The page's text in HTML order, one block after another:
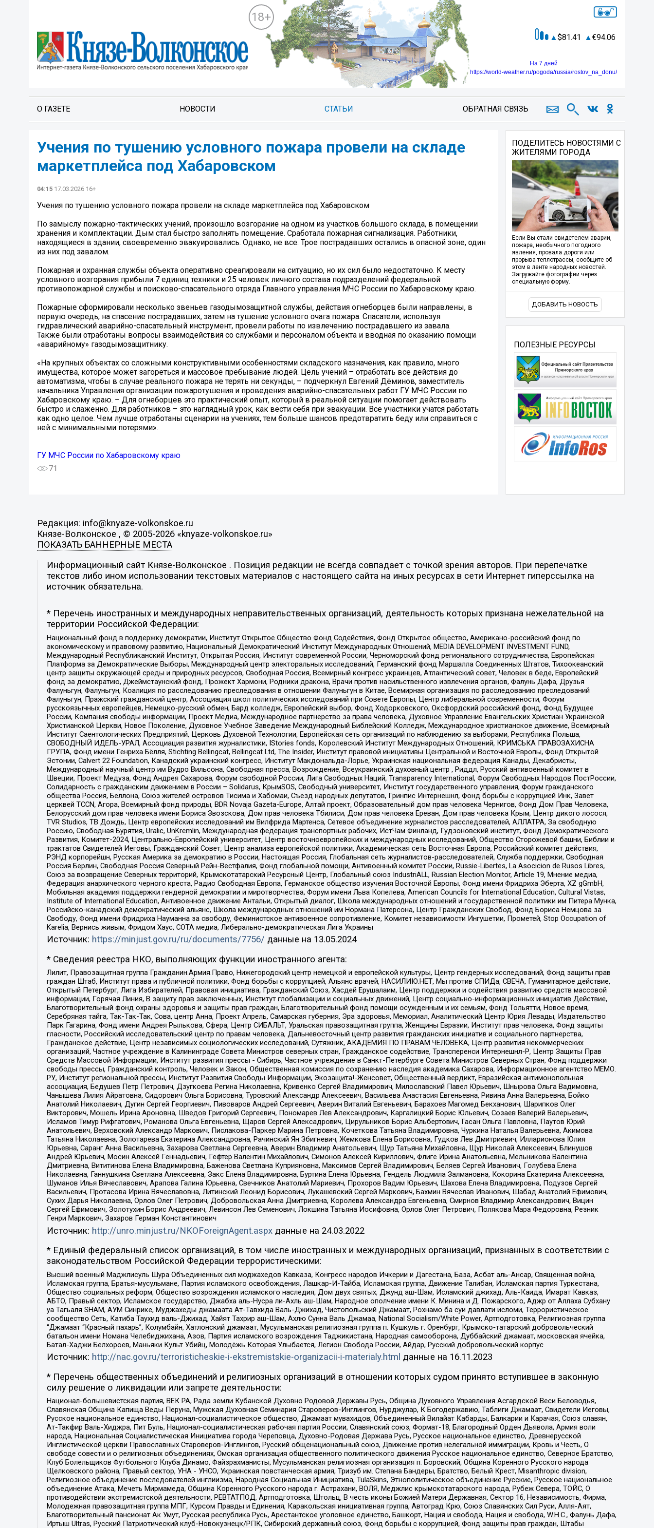
18+
81.41 94.06
На 7 дней
https://world-weather.ru/pogoda/russia/rostov_na_donu/
О ГАЗЕТЕ НОВОСТИ СТАТЬИ ОБРАТНАЯ СВЯЗЬ
Учения по тушению условного пожара провели на складе
маркетплейса под Хабаровском
04:15 17.03.2026 16+
Учения по тушению условного пожара провели на складе маркетплейса под Хабаровском
По замыслу пожарно-тактических учений, произошло возгорание на одном из участков большого склада, в помещении
хранения и комплектации. Дым стал быстро заполнять помещение. Сработала пожарная сигнализация. Работники,
находящиеся в здании, своевременно эвакуировались. Однако, не все. Трое пострадавших остались в опасной зоне, один
из них под завалом.
Пожарная и охранная службы объекта оперативно среагировали на ситуацию, но их сил было недостаточно. К месту
условного возгорания прибыли 7 единиц техники и 25 человек личного состава подразделений федеральной
противопожарной службы и поисково-спасательного отряда Главного управления МЧС России по Хабаровскому краю.
Пожарные сформировали несколько звеньев газодымозащитной службы, действия огнеборцев были направлены, в
первую очередь, на спасение пострадавших, затем на тушение условного очага пожара. Спасатели, используя
гидравлический аварийно-спасательный инструмент, провели работы по извлечению пострадавшего из завала.
Также были отработаны вопросы взаимодействия со службами и персоналом объекта и вводная по оказанию помощи
«аварийному» газодымозащитнику.
«На крупных объектах со сложными конструктивными особенностями складского назначения, как правило, много
имущества, которое может загореться и массовое пребывание людей. Цель учений – отработать все действия до
автоматизма, чтобы в случае реального пожара не терять ни секунды, – подчеркнул Евгений Дёминов, заместитель
начальника Управления организации пожаротушения и проведения аварийно-спасательных работ ГУ МЧС России по
Хабаровскому краю. – Для огнеборцев это практический опыт, который в реальной ситуации помогает действовать
быстро и слаженно. Для работников – это наглядный урок, как вести себя при эвакуации. Все участники учатся работать
как одно целое. Чем лучше отработаны сценарии на учениях, тем больше шансов предотвратить беду или справиться с
ней с минимальными потерями».
ГУ МЧС России по Хабаровскому краю
71
ПОДЕЛИТЕСЬ НОВОСТЯМИ С
ЖИТЕЛЯМИ ГОРОДА
Если Вы стали свидетелем аварии,
пожара, необычного погодного
явления, провала дороги или
прорыва теплотрассы, сообщите об
этом в ленте народных новостей.
Загружайте фотографии через
специальную форму.
ДОБАВИТЬ НОВОСТЬ
ПОЛЕЗНЫЕ РЕСУРСЫ
Редакция: info@knyaze-volkonskoe.ru
Князе-Волконское , © 2005-2026 «knyaze-volkonskoe.ru»
ПОКАЗАТЬ БАННЕРНЫЕ МЕСТА
Информационный сайт Князе-Волконское . Позиция редакции не всегда совпадает с точкой зрения авторов. При перепечатке
текстов либо ином использовании текстовых материалов с настоящего сайта на иных ресурсах в сети Интернет гиперссылка на
источник обязательна.
* Перечень иностранных и международных неправительственных организаций, деятельность которых признана нежелательной на
территории Российской Федерации:
Национальный фонд в поддержку демократии, Институт Открытое Общество Фонд Содействия, Фонд Открытое общество, Американо-российский фонд по
экономическому и правовому развитию, Национальный Демократический Институт Международных Отношений, MEDIA DEVELOPMENT INVESTMENT FUND,
Международный Республиканский Институт, Открытая Россия, Институт современной России, Черноморский фонд регионального сотрудничества, Европейская
Платформа за Демократические Выборы, Международный центр электоральных исследований, Германский фонд Маршалла Соединенных Штатов, Тихоокеанский
центр защиты окружающей среды и природных ресурсов, Свободная Россия, Всемирный конгресс украинцев, Атлантический совет, Человек в беде, Европейский
фонд за демократию, Джеймстаунский фонд, Прожект Хармони, Родники дракона, Врачи против насильственного извлечения органов, Фалунь Дафа, Друзья
Фалуньгун, Фалуньгун, Коалиция по расследованию преследования в отношении Фалуньгун в Китае, Всемирная организация по расследованию преследований
Фалуньгун, Пражский гражданский центр, Ассоциация школ политических исследований при Совете Европы, Центр либеральной современности, Форум
русскоязычных европейцев, Немецко-русский обмен, Бард колледж, Европейский выбор, Фонд Ходорковского, Оксфордский российский фонд, Фонд Будущее
России, Компания свободы информации, Проект Медиа, Международное партнерство за права человека, Духовное Управление Евангельских Христиан Украинской
Христианской Церкви, Новое Поколение, Духовное Учебное Заведение Международный Библейский Колледж, Международное христианское движение, Всемирный
Институт Саентологических Предприятий, Церковь Духовной Технологии, Европейская сеть организаций по наблюдению за выборами, Республика Польша,
СВОБОДНЫЙ ИДЕЛЬ-УРАЛ, Ассоциация развития журналистики, IStories fonds, Королевский Институт Международных Отношений, КРИМСЬКА ПРАВОЗАХИСНА
ГРУПА, Фонд имени Генриха Бёлля, Stichting Bellingcat, Bellingcat Ltd, The Insider, Институт правовой инициативы Центральной и Восточной Европы, Фонд Открытой
Эстонии, Calvert 22 Foundation, Канадский украинский конгресс, Институт Макдональда-Лорье, Украинская национальная федерация Канады, Декабристы,
Международный научный центр им Вудро Вильсона, Свободная пресса, Возрождение, Всеукраинский духовный центр , Риддл, Русский антивоенный комитет в
Швеции, Проект Медуза, Фонд Андрея Сахарова, Форум свободной России, Лига Свободных Наций, Transparеncy International, Форум Свободных Народов ПостРоссии,
Солидарность с гражданским движением в России – Solidarus, КрымSOS, Свободный университет, Институт государственного управления, Форум гражданского
общества Россия, Беллона, Союз жителей островов Тисима и Хабомаи, Съезд народных депутатов, Гринпис Интернешнл, Фонд борьбы с коррупцией Инк, Завет
церквей TCCN, Агора, Всемирный фонд природы, BDR Novaja Gazeta-Europe, Алтай проект, Образовательный дом прав человека Чернигов, Фонд Дом Прав Человека,
Белорусский дом прав человека имени Бориса Звозскова, Дом прав человека Тбилиси, Дом прав человека Ереван, Дом прав человека Крым, Центр дикого лосося,
TVR Studios, ТВ Дождь, Центр европейских исследований им Вилфрида Мартенса, Сетевое объединение журналистов расследователей, АЛЛАТРА, За свободную
Россию, Свободная Бурятия, Uralic, UnKremlin, Международная федерация транспортных рабочих, ИстЧам Финланд, Гудзоновский институт, Фонд Демократического
Развития, Комитет-2024, Центрально-Европейский университет, Центр восточноевропейских и международных исследований, Общество Сторожевой башни, Библии и
трактатов Свидетелей Иеговы, Гражданский Совет, Центр анализа европейской политики, Академическая сеть Восточная Европа, Российский комитет действия,
РЭНД корпорейшн, Русская Америка за демократию в России, Настоящая Россия, Глобальная сеть журналистов-расследователей, Служба поддержки, Свободная
Россия Берлин, Свободная Россия Северный Рейн-Вестфалия, Фонд глобальной помощи, Антивоенный комитет России, Russie-Libertes, La Asocicion de Rusos Libres,
Союз за возвращение Северных территорий, Крымскотатарский Ресурсный Центр, Глобальный союз IndustriALL, Russian Election Monitor, Article 19, Мнение медиа,
Федерация анархического черного креста, Радио Свободная Европа, Германское общество изучения Восточной Европы, Фонд имени Фридриха Эберта, XZ gGmbH,
Мобильная академия поддержки гендерной демократии и миротворчества, Форум имени Льва Копелева, American Councils for International Education, Cultural Vistas,
Institute of International Education, Антивоенное движение Антальи, Открытый диалог, Школа международных отношений и государственной политики им Питера Мунка,
Российско-канадский демократический альянс, Школа международных отношений им Нормана Патерсона, Центр Гражданских Свобод, Фонд Бориса Немцова за
Свободу, Фонд имени Фридриха Науманна за свободу, Феминистское антивоенное сопротивление, Комитет независимости Ингушетии, Прометей, Stop Occupation of
Karelia, Вернись живым, Фридом Хаус, СОТА медиа, Либерально-демократическая Лига Украины
Источник: https://minjust.gov.ru/ru/documents/7756/ данные на 13.05.2024
* Сведения реестра НКО, выполняющих функции иностранного агента:
Лилит, Правозащитная группа Гражданин.Армия.Право, Нижегородский центр немецкой и европейской культуры, Центр гендерных исследований, Фонд защиты прав
граждан Штаб, Институт права и публичной политики, Фонд борьбы с коррупцией, Альянс врачей, НАСИЛИЮ.НЕТ, Мы против СПИДа, СВЕЧА, Гуманитарное действие,
Открытый Петербург, Лига Избирателей, Правовая инициатива, Гражданский Союз, Хасдей Ерушалаим, Центр поддержки и содействия развитию средств массовой
информации, Горячая Линия, В защиту прав заключенных, Институт глобализации и социальных движений, Центр социально-информационных инициатив Действие,
Благотворительный фонд охраны здоровья и защиты прав граждан, Благотворительный фонд помощи осужденным и их семьям, Фонд Тольятти, Новое время,
Серебряная тайга, Так-Так-Так, Сова, центр Анна, Проект Апрель, Самарская губерния, Эра здоровья, Мемориал, Аналитический Центр Юрия Левады, Издательство
Парк Гагарина, Фонд имени Андрея Рылькова, Сфера, Центр СИБАЛЬТ, Уральская правозащитная группа, Женщины Евразии, Институт прав человека, Фонд защиты
гласности, Российский исследовательский центр по правам человека, Дальневосточный центр развития гражданских инициатив и социального партнерства,
Гражданское действие, Центр независимых социологических исследований, Сутяжник, АКАДЕМИЯ ПО ПРАВАМ ЧЕЛОВЕКА, Центр развития некоммерческих
организаций, Частное учреждение в Калининграде Совета Министров северных стран, Гражданское содействие, Трансперенси Интернешнл-Р, Центр Защиты Прав
Средств Массовой Информации, Институт развития прессы - Сибирь, Частное учреждение в Санкт-Петербурге Совета Министров Северных Стран, Фонд поддержки
свободы прессы, Гражданский контроль, Человек и Закон, Общественная комиссия по сохранению наследия академика Сахарова, Информационное агентство МЕМО.
РУ, Институт региональной прессы, Институт Развития Свободы Информации, Экозащита!-Женсовет, Общественный вердикт, Евразийская антимонопольная
ассоциация, Бедушев Петр Петрович, Дзугкоева Регина Николаевна, Кривенко Сергей Владимирович, Милославский Павел Юрьевич, Шнырова Ольга Вадимовна,
Чанышева Лилия Айратовна, Сидорович Ольга Борисовна, Туровский Александр Алексеевич, Васильева Анастасия Евгеньевна, Ривина Анна Валерьевна, Бойко
Анатолий Николаевич, Дугин Сергей Георгиевич, Пивоваров Андрей Сергеевич, Аверин Виталий Евгеньевич, Барахоев Магомед Бекханович, Шарипков Олег
Викторович, Мошель Ирина Ароновна, Шведов Григорий Сергеевич, Пономарев Лев Александрович, Каргалицкий Борис Юльевич, Созаев Валерий Валерьевич,
Исламов Тимур Рифгатович, Романова Ольга Евгеньевна, Щаров Сергей Алексадрович, Цирульников Борис Альбертович, Гасан Ольга Павловна, Паутов Юрий
Анатольевич, Верховский Александр Маркович, Пислакова-Паркер Марина Петровна, Кочеткова Татьяна Владимировна, Чуркина Наталья Валерьевна, Акимова
Татьяна Николаевна, Золотарева Екатерина Александровна, Рачинский Ян Збигневич, Жемкова Елена Борисовна, Гудков Лев Дмитриевич, Илларионова Юлия
Юрьевна, Саранг Анна Васильевна, Захарова Светлана Сергеевна, Аверин Владимир Анатольевич, Щур Татьяна Михайловна, Щур Николай Алексеевич, Блинушов
Андрей Юрьевич, Мосин Алексей Геннадьевич, Гефтер Валентин Михайлович, Симонов Алексей Кириллович, Флиге Ирина Анатольевна, Мельникова Валентина
Дмитриевна, Вититинова Елена Владимировна, Баженова Светлана Куприяновна, Максимов Сергей Владимирович, Беляев Сергей Иванович, Голубева Елена
Николаевна, Ганнушкина Светлана Алексеевна, Закс Елена Владимировна, Буртина Елена Юрьевна, Гендель Людмила Залмановна, Кокорина Екатерина Алексеевна,
Шуманов Илья Вячеславович, Арапова Галина Юрьевна, Свечников Анатолий Мариевич, Прохоров Вадим Юрьевич, Шахова Елена Владимировна, Подузов Сергей
Васильевич, Протасова Ирина Вячеславовна, Литинский Леонид Борисович, Лукашевский Сергей Маркович, Бахмин Вячеслав Иванович, Шабад Анатолий Ефимович,
Сухих Дарья Николаевна, Орлов Олег Петрович, Добровольская Анна Дмитриевна, Королева Александра Евгеньевна, Смирнов Владимир Александрович, Вицин
Сергей Ефимович, Золотухин Борис Андреевич, Левинсон Лев Семенович, Локшина Татьяна Иосифовна, Орлов Олег Петрович, Полякова Мара Федоровна, Резник
Генри Маркович, Захаров Герман Константинович
Источник: http://unro.minjust.ru/NKOForeignAgent.aspxданные на 24.03.2022
* Единый федеральный список организаций, в том числе иностранных и международных организаций, признанных в соответствии с
законодательством Российской Федерации террористическими:
Высший военный Маджлисуль Шура Объединенных сил моджахедов Кавказа, Конгресс народов Ичкерии и Дагестана, База, Асбат аль-Ансар, Священная война,
Исламская группа, Братья-мусульмане, Партия исламского освобождения, Лашкар-И-Тайба, Исламская группа, Движение Талибан, Исламская партия Туркестана,
Общество социальных реформ, Общество возрождения исламского наследия, Дом двух святых, Джунд аш-Шам, Исламский джихад, Аль-Каида, Имарат Кавказ,
АБТО, Правый сектор, Исламское государство, Джабха аль-Нусра ли-Ахль аш-Шам, Народное ополчение имени К. Минина и Д. Пожарского, Аджр от Аллаха Субхану
уа Тагьаля SHAM, АУМ Синрике, Муджахеды джамаата Ат-Тавхида Валь-Джихад, Чистопольский Джамаат, Рохнамо ба суи давлати исломи, Террористическое
сообщество Сеть, Катиба Таухид валь-Джихад, Хайят Тахрир аш-Шам, Ахлю Сунна Валь Джамаа, National Socialism/White Power, Артподготовка, Религиозная группа
“Джамаат “Красный пахарь”, Колумбайн, Хатлонский джамаат, Мусульманская религиозная группа п. Кушкуль г. Оренбург, Крымско-татарский добровольческий
батальон имени Номана Челебиджихана, Азов, Партия исламского возрождения Таджикистана, Народная самооборона, Дуббайский джамаат, московская ячейка,
Батал-Хаджи Белхороев, Маньяки Культ Убийц, Молодёжь Которая Улыбается, Легион Свобода России, Айдар, Русский добровольческий корпус
Источник: http://nac.gov.ru/terroristicheskie-i-ekstremistskie-organizacii-i-materialy.html данные на 16.11.2023
* Перечень общественных объединений и религиозных организаций в отношении которых судом принято вступившее в законную
силу решение о ликвидации или запрете деятельности:
Национал-большевистская партия, ВЕК РА, Рада земли Кубанской Духовно Родовой Державы Русь, Община Духовного Управления Асгардской Веси Беловодья,
Славянская Община Капища Веды Перуна, Мужская Духовная Семинария Староверов-Инглингов, Нурджулар, К Богодержавию, Таблиги Джамаат, Свидетели Иеговы,
Русское национальное единство, Национал-социалистическое общество, Джамаат мувахидов, Объединенный Вилайат Кабарды, Балкарии и Карачая, Союз славян,
Ат-Такфир Валь-Хиджра, Пит Буль, Национал-социалистическая рабочая партия России, Славянский союз, Формат-18, Благородный Орден Дьявола, Армия воли
народа, Национальная Социалистическая Инициатива города Череповца, Духовно-Родовая Держава Русь, Русское национальное единство, Древнерусской
Инглистической церкви Православных Староверов-Инглингов, Русский общенациональный союз, Движение против нелегальной иммиграции, Кровь и Честь, О
свободе совести и о религиозных объединениях, Омская организация общественного политического движения Русское национальное единство, Северное Братство,
Клуб Болельщиков Футбольного Клуба Динамо, Файзрахманисты, Мусульманская религиозная организация п. Боровский, Община Коренного Русского народа
Щелковского района, Правый сектор, УНА - УНСО, Украинская повстанческая армия, Тризуб им. Степана Бандеры, Братство, Белый Крест, Misanthropic division,
Религиозное объединение последователей инглиизма, Народная Социальная Инициатива, TulaSkins, Этнополитическое объединение Русские, Русское национальное
объединение Атака, Мечеть Мирмамеда, Община Коренного Русского народа г. Астрахани, ВОЛЯ, Меджлис крымскотатарского народа, Рубеж Севера, ТОЙС, О
противодействии экстремистской деятельности, РЕВТАТПОД, Артподготовка, Штольц, В честь иконы Божией Матери Державная, Сектор 16, Независимость, Фирма,
Молодежная правозащитная группа МПГ, Курсом Правды и Единения, Каракольская инициативная группа, Автоград Крю, Союз Славянских Сил Руси, Алля-Аят,
Благотворительный пансионат Ак Умут, Русская республика Русь, Арестантское уголовное единство, Башкорт, Нация и свобода, Нация и свобода, W.H.С., Фалунь Дафа,
Иртыш Ultras, Русский Патриотический клуб-Новокузнецк/РПК, Сибирский державный союз, Фонд борьбы с коррупцией, Фонд защиты прав граждан, Штабы